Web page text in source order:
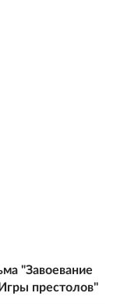
"Завоевание
престолов"